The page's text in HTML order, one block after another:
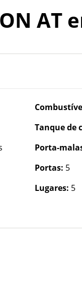
AT
Tanque de
Porta-
Portas: 5
Lugares: 5